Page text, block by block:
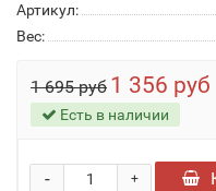
Артикул:
Вес:
1 695 руб 1 356 руб
Есть в наличии
+
-